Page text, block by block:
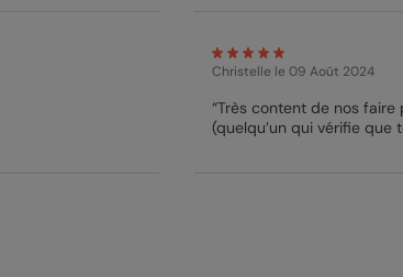
Christelle le 09 Août 2024
“Très content de nos
(quelqu’un qui vérifie que